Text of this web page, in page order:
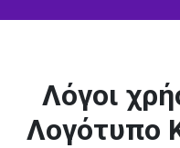
Λόγοι
Λογότυπο